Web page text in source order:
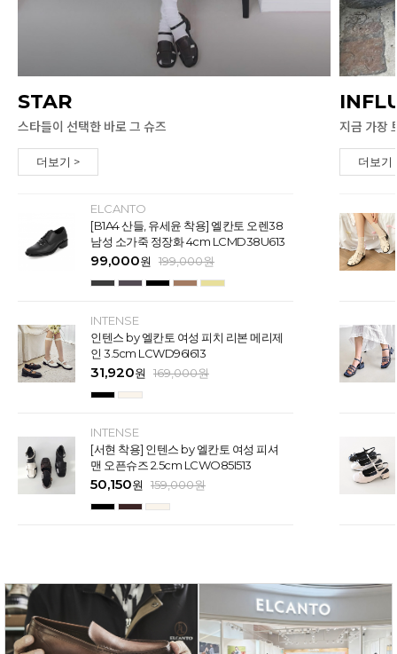
STAR
스타들이 선택한 바로 그 슈즈
더보기 >
ELCANTO
[B1A4 산들, 유세윤 착용] 엘칸토 오렌38
남성 소가죽 정장화 4cm LCMD38U613
99,000원 199,000원
INTENSE
인텐스 by 엘칸토 여성 피치 리본 메리제
인 3.5cm LCWD96I613
31,920원 169,000원
INTENSE
[서현 착용] 인텐스 by 엘칸토 여성 피셔
맨 오픈슈즈 2.5cm LCWO85I513
50,150원 159,000원
지금 가장
더보기